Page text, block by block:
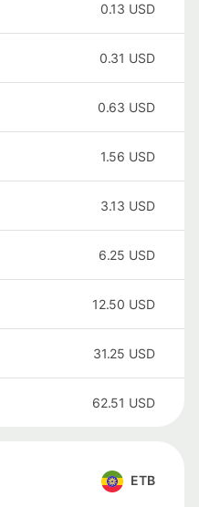
0.13 USD
0.31 USD
0.63 USD
1.56 USD
3.13 USD
6.25 USD
12.50 USD
31.25 USD
62.51 USD
ETB